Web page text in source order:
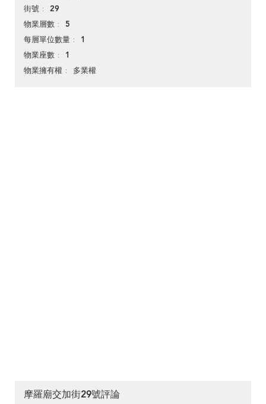
街號 29
物業層數 5
每層單位數量 1
物業座數 1
物業擁有權 多業權
摩羅廟交加街29號評論